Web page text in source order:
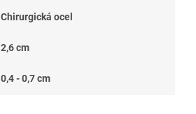
Chirurgická ocel
2,6 cm
0,4 - 0,7 cm